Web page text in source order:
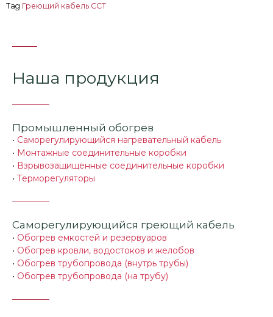
Tag Греющий кабель ССТ
Наша продукция
Промышленный обогрев
• Саморегулирующийся нагревательный кабель
• Монтажные соединительные коробки
• Взрывозащищенные соединительные коробки
• Терморегуляторы
Саморегулирующийся греющий кабель
• Обогрев емкостей и резервуаров
• Обогрев кровли, водостоков и желобов
• Обогрев трубопровода (внутрь трубы)
• Обогрев трубопровода (на трубу)